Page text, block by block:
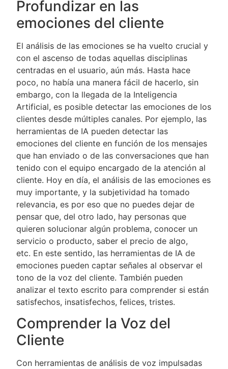
Profundizar en las
emociones del cliente
El análisis de las emociones se ha vuelto crucial y
con el ascenso de todas aquellas disciplinas
centradas en el usuario, aún más. Hasta hace
poco, no había una manera fácil de hacerlo, sin
embargo, con la llegada de la Inteligencia
Artificial, es posible detectar las emociones de los
clientes desde múltiples canales. Por ejemplo, las
herramientas de IA pueden detectar las
emociones del cliente en función de los mensajes
que han enviado o de las conversaciones que han
tenido con el equipo encargado de la atención al
cliente. Hoy en día, el análisis de las emociones es
muy importante, y la subjetividad ha tomado
relevancia, es por eso que no puedes dejar de
pensar que, del otro lado, hay personas que
quieren solucionar algún problema, conocer un
servicio o producto, saber el precio de algo,
etc. En este sentido, las herramientas de IA de
emociones pueden captar señales al observar el
tono de la voz del cliente. También pueden
analizar el texto escrito para comprender si están
satisfechos, insatisfechos, felices, tristes.
Comprender la Voz del
Cliente
Con herramientas de análisis de voz impulsadas